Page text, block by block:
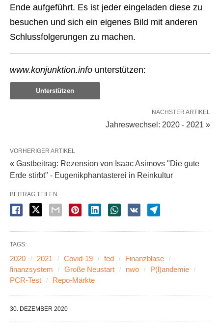
Ende aufgeführt. Es ist jeder eingeladen diese zu
besuchen und sich ein eigenes Bild mit anderen
Schlussfolgerungen zu machen.
www.konjunktion.info unterstützen:
Unterstützen
NÄCHSTER ARTIKEL
Jahreswechsel: 2020 - 2021 »
VORHERIGER ARTIKEL
« Gastbeitrag: Rezension von Isaac Asimovs "Die gute
Erde stirbt" - Eugenikphantasterei in Reinkultur
BEITRAG TEILEN
TAGS:
2020 2021 Covid-19 fed
Finanzblase
finanzsystem
Große Neustart nwo
P(l)andemie
PCR-Test
Repo-Märkte
30. DEZEMBER 2020